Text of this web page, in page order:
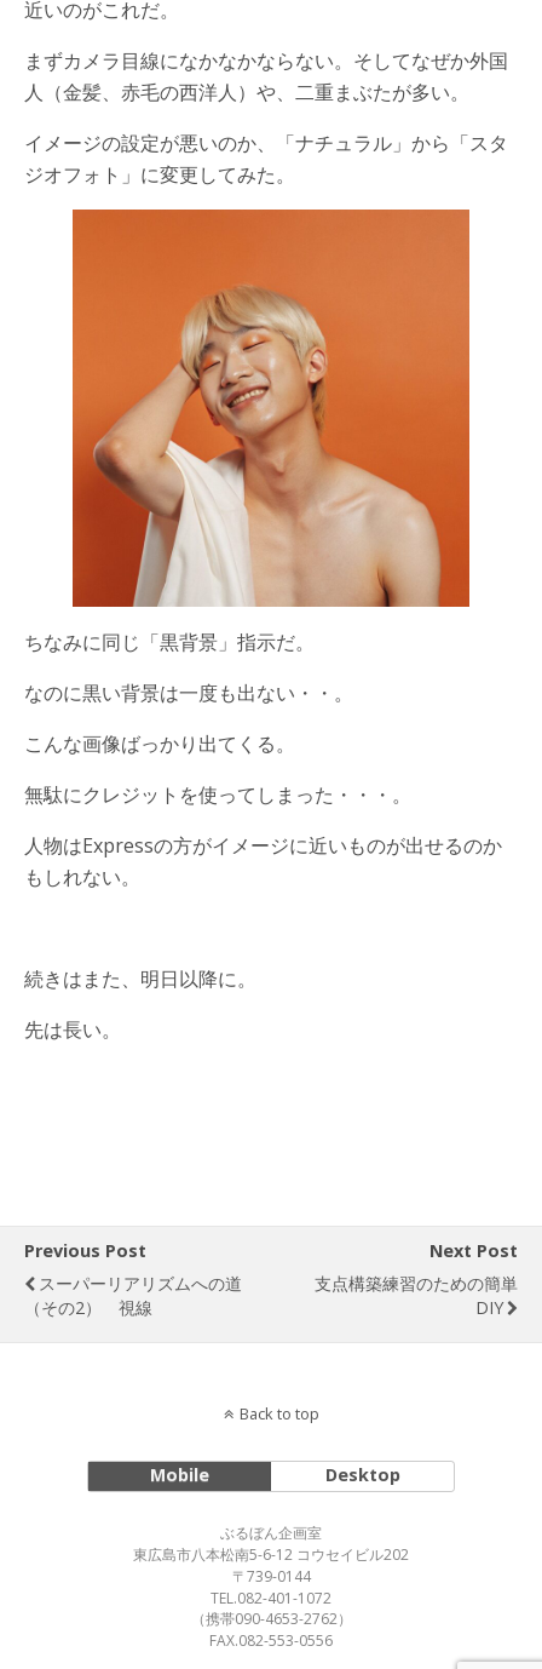
近いのがこれだ。
まずカメラ目線になかなかならない。そしてなぜか外国
人（金髪、赤毛の西洋人）や、二重まぶたが多い。
イメージの設定が悪いのか、「ナチュラル」から「スタ
ジオフォト」に変更してみた。
ちなみに同じ「黒背景」指示だ。
なのに黒い背景は一度も出ない・・。
こんな画像ばっかり出てくる。
無駄にクレジットを使ってしまった・・・。
人物はExpressの方がイメージに近いものが出せるのか
もしれない。
続きはまた、明日以降に。
先は長い。
Previous Post
スーパーリアリズムへの道
（その2） 視線
Next Post
支点構築練習のための簡単
DIY
Back to top
Mobile Desktop
ぶるぼん企画室
東広島市八本松南5-6-12 コウセイビル202
〒739-0144
TEL.082-401-1072
（携帯090-4653-2762）
FAX.082-553-0556